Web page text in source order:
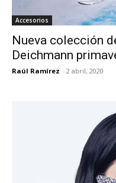
Accesorios
Nueva colección
Deichmann
Raúl Ramírez - 2 abril, 2020